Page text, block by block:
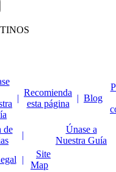
|
Recomienda
esta página
| Blog
de
|
Únase a
Nuestra Guía
|
Site
Map